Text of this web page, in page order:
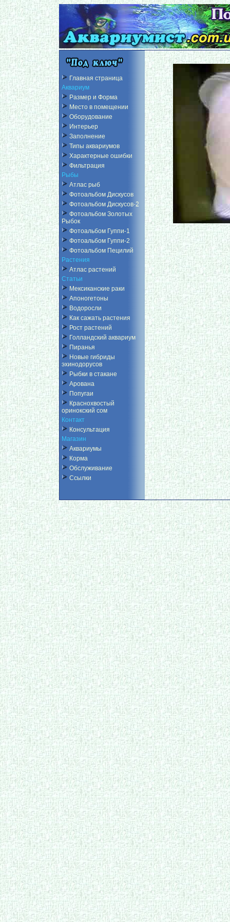
Главная страница
Аквариум
Размер и Форма
Место в помещении
Оборудование
Интерьер
Заполнение
Типы аквариумов
Характерные ошибки
Фильтрация
Рыбы
Атлас рыб
Фотоальбом Дискусов
Фотоальбом Дискусов-2
Фотоальбом Золотых
Рыбок
Фотоальбом Гуппи-1
Фотоальбом Гуппи-2
Фотоальбом Пецилий
Растения
Атлас растений
Статьи
Мексиканские раки
Апоногетоны
Водоросли
Как сажать растения
Рост растений
Голландский аквариум
Пиранья
Новые гибриды
эхинодорусов
Рыбки в стакане
Арована
Попугаи
Краснохвостый
оринокский сом
Контакт
Консультация
Магазин
Аквариумы
Корма
Обслуживание
Ссылки